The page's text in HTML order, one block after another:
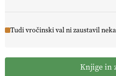
Tudi vročinski val ni zaustavil
Knjige in